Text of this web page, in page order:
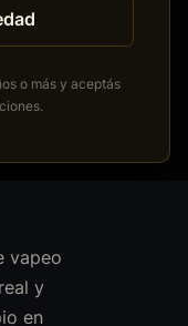
o más y aceptás
.
vapeo
y
en